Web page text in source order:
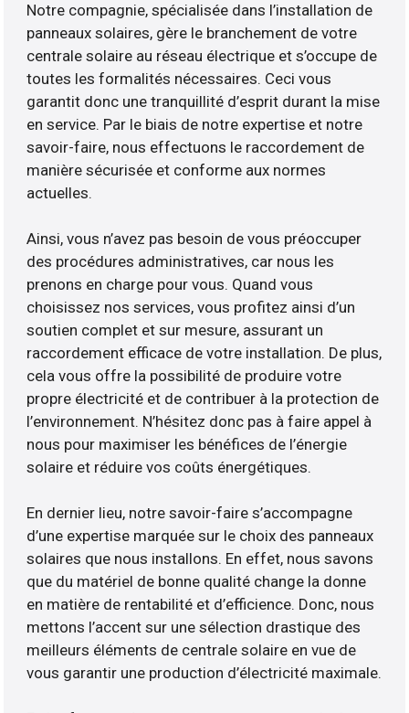
Notre compagnie, spécialisée dans l’installation de
panneaux solaires, gère le branchement de votre
centrale solaire au réseau électrique et s’occupe de
toutes les formalités nécessaires. Ceci vous
garantit donc une tranquillité d’esprit durant la mise
en service. Par le biais de notre expertise et notre
savoir-faire, nous effectuons le raccordement de
manière sécurisée et conforme aux normes
actuelles.
Ainsi, vous n’avez pas besoin de vous préoccuper
des procédures administratives, car nous les
prenons en charge pour vous. Quand vous
choisissez nos services, vous profitez ainsi d’un
soutien complet et sur mesure, assurant un
raccordement efficace de votre installation. De plus,
cela vous offre la possibilité de produire votre
propre électricité et de contribuer à la protection de
l’environnement. N’hésitez donc pas à faire appel à
nous pour maximiser les bénéfices de l’énergie
solaire et réduire vos coûts énergétiques.
En dernier lieu, notre savoir-faire s’accompagne
d’une expertise marquée sur le choix des panneaux
solaires que nous installons. En effet, nous savons
que du matériel de bonne qualité change la donne
en matière de rentabilité et d’efficience. Donc, nous
mettons l’accent sur une sélection drastique des
meilleurs éléments de centrale solaire en vue de
vous garantir une production d’électricité maximale.